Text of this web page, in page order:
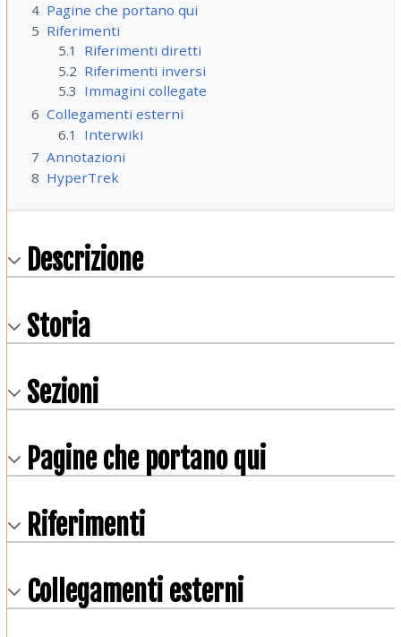
4 Pagine che portano qui
5 Riferimenti
5.1
Riferimenti diretti
5.2 Riferimenti inversi
5.3 Immagini collegate
6 Collegamenti esterni
6.1
Interwiki
7 Annotazioni
8 HyperTrek
Descrizione
Storia
Sezioni
Pagine che portano qui
Riferimenti
Collegamenti esterni